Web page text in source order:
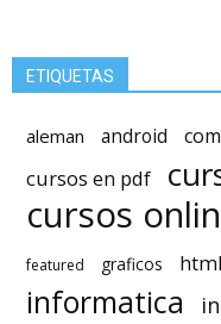
ETIQUETAS
aleman android
cursos en pdf
cursos
featured graficos html
informatica